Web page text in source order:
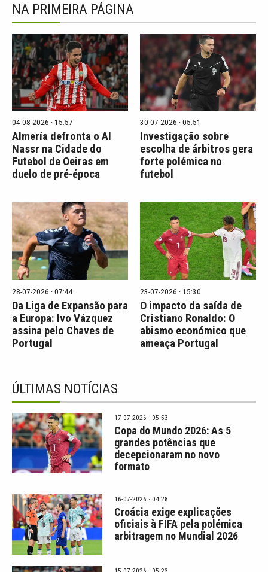
NA PRIMEIRA PÁGINA
04-08-2026 · 15:57
Almería defronta o Al
Nassr na Cidade do
Futebol de Oeiras em
duelo de pré-época
30-07-2026 · 05:51
Investigação sobre
escolha de árbitros gera
forte polémica no
futebol
28-07-2026 · 07:44
Da Liga de Expansão para
a Europa: Ivo Vázquez
assina pelo Chaves de
Portugal
23-07-2026 · 15:30
O impacto da saída de
Cristiano Ronaldo: O
abismo económico que
ameaça Portugal
ÚLTIMAS NOTÍCIAS
17-07-2026 · 05:53
Copa do Mundo 2026: As 5
grandes potências que
decepcionaram no novo
formato
16-07-2026 · 04:28
Croácia exige explicações
oficiais à FIFA pela polémica
arbitragem no Mundial 2026